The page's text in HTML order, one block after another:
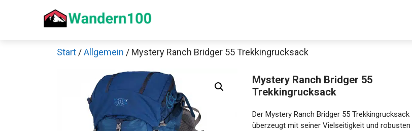
Start /Allgemein / Mystery Ranch Bridger 55 Trekkingrucksack
Mystery Ranch Bridger 55
Trekkingrucksack
Der Mystery Ranch Bridger 55 Trekkingrucksack
überzeugt mit seiner Vielseitigkeit und robusten
Decathlon Sale
Schaue dir jetzt die meistverkauften Produkte im Sale